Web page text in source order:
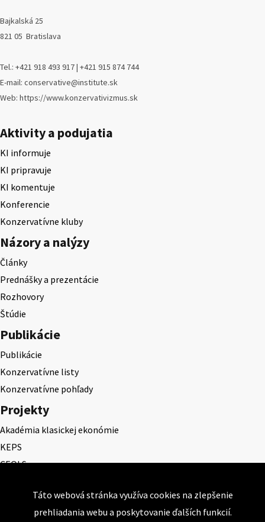
Bajkalská 25
821 05 Bratislava
Tel.: +421 918 493 917 | +421 915 874 744
E-mail: conservative@institute.sk
Web: https://www.konzervativizmus.sk
Aktivity a podujatia
KI informuje
KI pripravuje
KI komentuje
Konferencie
Konzervatívne kluby
Názory a nalýzy
Články
Prednášky a prezentácie
Rozhovory
Štúdie
Publikácie
Publikácie
Konzervatívne listy
Konzervatívne pohľady
Projekty
Akadémia klasickej ekonómie
KEPS
CEQLS
Cena Ernesta Valka
Študentská esej
Táto webová stránka využíva cookies na zlepšenie
prehliadania webu a poskytovanie ďalších funkcií.